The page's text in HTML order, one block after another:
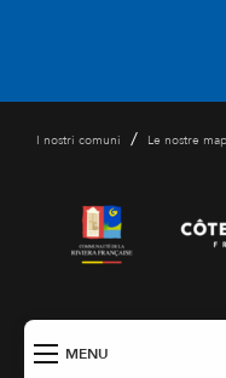
MENU
I nostri comuni / Le nostre